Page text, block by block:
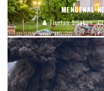
MENGENAL
Tiurlan Silaban